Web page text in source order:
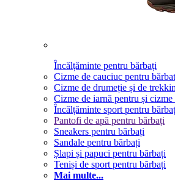
Încălțăminte pentru bărbați
Cizme de cauciuc pentru bărbat
Cizme de drumeție și de
Cizme de iarnă pentru și cizme
Încălțăminte sport pentru
Pantofi de apă pentru bărbați
Sneakers pentru bărbați
Sandale pentru bărbați
Șlapi și papuci pentru bărbați
Teniși de sport pentru bărbați
Mai multe...